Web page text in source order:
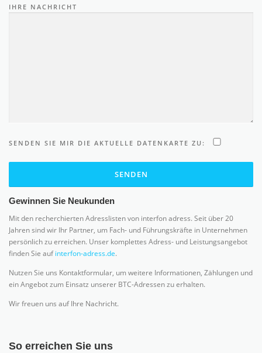
IHRE NACHRICHT
SENDEN SIE MIR DIE AKTUELLE DATENKARTE ZU:
Gewinnen Sie Neukunden
Mit den recherchierten Adresslisten von interfon adress. Seit über 20
Jahren sind wir Ihr Partner, um Fach- und Führungskräfte in Unternehmen
persönlich zu erreichen. Unser komplettes Adress- und Leistungsangebot
finden Sie aufinterfon-adress.de.
Nutzen Sie uns Kontaktformular, um weitere Informationen, Zählungen und
ein Angebot zum Einsatz unserer BTC-Adressen zu erhalten.
Wir freuen uns auf Ihre Nachricht.
So erreichen Sie uns